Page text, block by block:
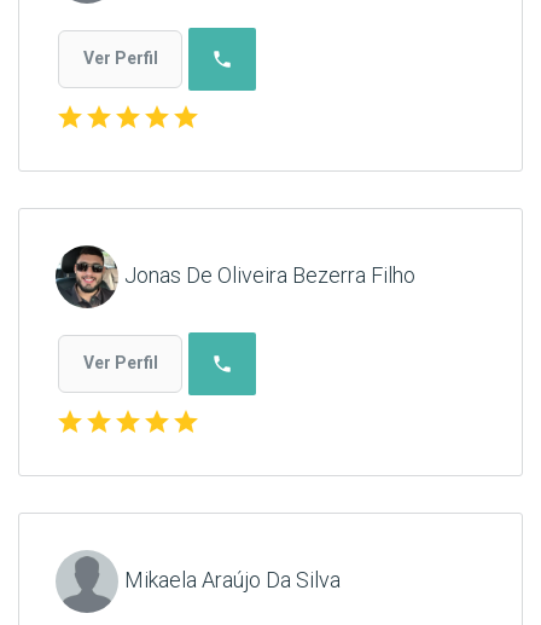
Ver Perfil phone
starstarstarstarstar
Jonas De Oliveira Bezerra Filho
Ver Perfil phone
starstarstarstarstar
Mikaela Araújo Da Silva